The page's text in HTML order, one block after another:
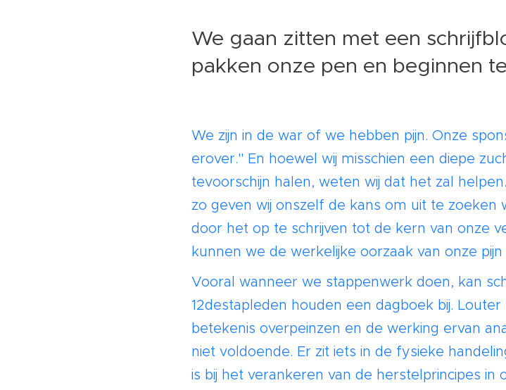
We gaan zitten met een
pakken onze pen en beginnen
We zijn in de war of we hebben pijn. Onze
erover." En hoewel wij misschien een diepe
tevoorschijn halen, weten wij dat het zal
zo geven wij onszelf de kans om uit te zoeken
door het op te schrijven tot de kern van onze
kunnen we de werkelijke oorzaak van onze
Vooral wanneer we stappenwerk doen, kan
12destapleden houden een dagboek bij.
betekenis overpeinzen en de werking ervan
niet voldoende. Er zit iets in de fysieke
is bij het verankeren van de herstelprincipes in